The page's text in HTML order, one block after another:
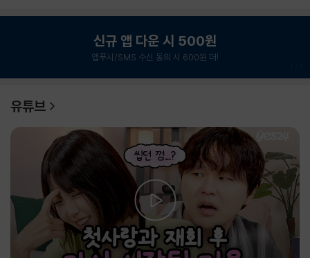
신규 앱 다운 시 500원
앱푸시/SMS 수신 동의 시 600원 더!
유튜브